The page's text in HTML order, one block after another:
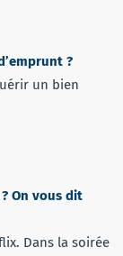
?
un bien
On vous dit
Dans la soirée